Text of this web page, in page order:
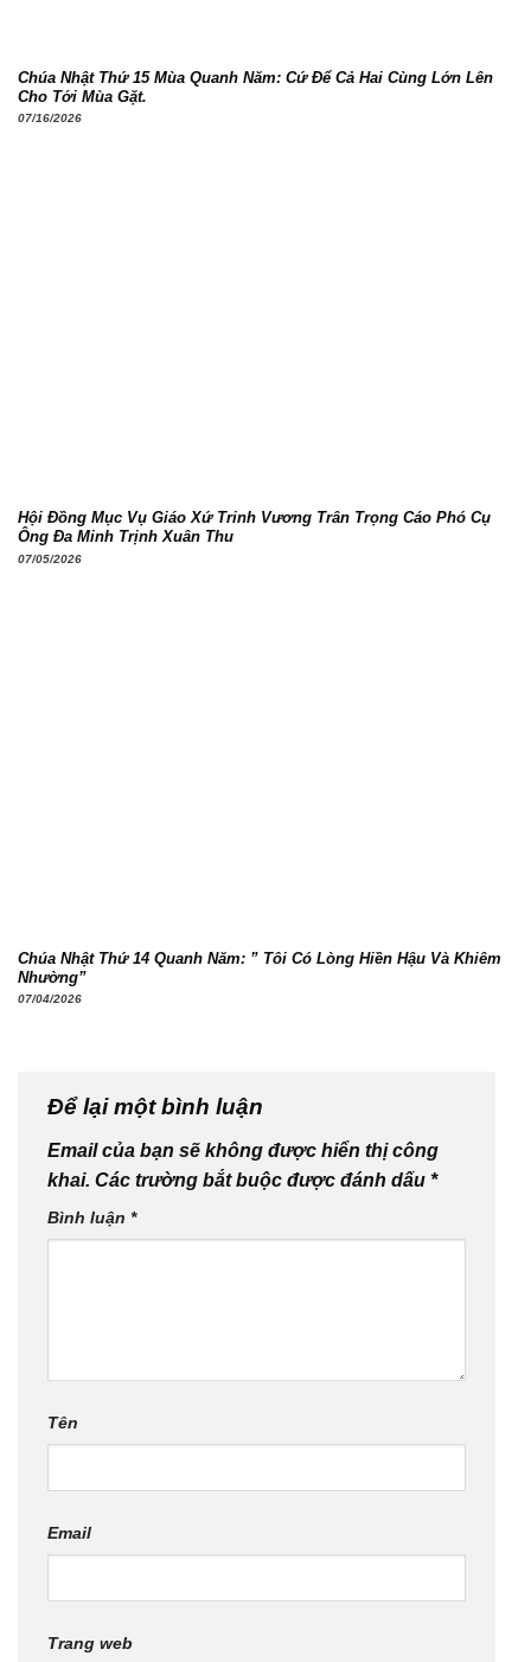
Chúa Nhật Thứ 15 Mùa Quanh Năm: Cứ Để Cả Hai Cùng Lớn Lên
Cho Tới Mùa Gặt.
07/16/2026
Hội Đồng Mục Vụ Giáo Xứ Trinh Vương Trân Trọng Cáo Phó Cụ
Ông Đa Minh Trịnh Xuân Thu
07/05/2026
Chúa Nhật Thứ 14 Quanh Năm: ” Tôi Có Lòng Hiền Hậu Và Khiêm
Nhường”
07/04/2026
Để lại một bình luận
Email của bạn sẽ không được hiển thị công
khai. Các trường bắt buộc được đánh dấu *
Bình luận *
Tên
Email
Trang web